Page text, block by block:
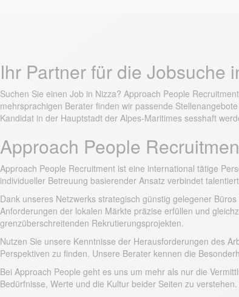
Ihr Partner für die Jobsuche
Suchen Sie einen Job in Nizza? Approach People
mehrsprachigen Berater finden wir passende
Kandidat in der Hauptstadt der Alpes-Maritimes sesshaft
Approach People
Approach People Recruitment ist eine international tätige
individueller Betreuung basierender Ansatz verbindet
Dank unseres Netzwerks strategisch günstig gelegener
Anforderungen der lokalen Märkte präzise erfüllen und
grenzüberschreitenden Rekrutierungsprojekten.
Nutzen Sie unsere Kenntnisse der Herausforderungen des
Perspektiven zu finden. Unsere Berater kennen die
Bei Approach People geht es uns um mehr als nur die
Bedürfnisse, Werte und die Kultur beider Seiten zu